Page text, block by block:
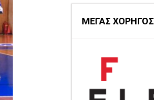
ΜΕΓΑΣ ΧΟΡΗΓΟΣ